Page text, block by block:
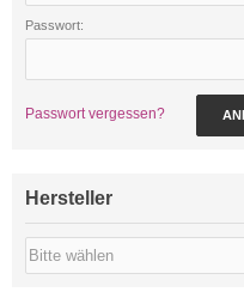
Passwort:
Passwort vergessen?
Hersteller